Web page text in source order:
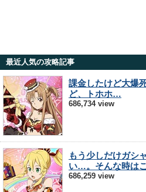
最近人気の攻略記事
課金したけど大爆
ど、トホホ…
686,734 view
もう少しだけガシ
い…。そんな時は
686,259 view